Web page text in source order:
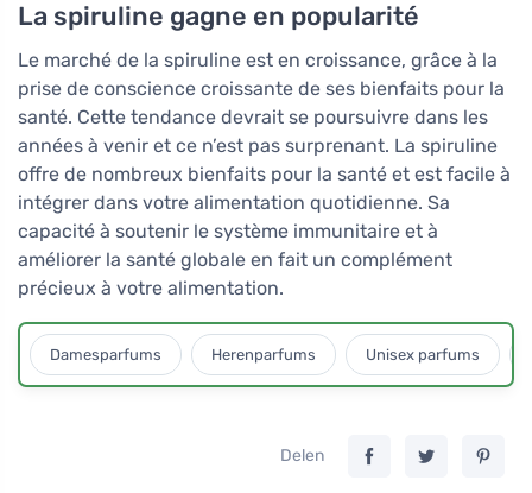
La spiruline gagne en popularité
Le marché de la spiruline est en croissance, grâce à la
prise de conscience croissante de ses bienfaits pour la
santé. Cette tendance devrait se poursuivre dans les
années à venir et ce n’est pas surprenant. La spiruline
offre de nombreux bienfaits pour la santé et est facile à
intégrer dans votre alimentation quotidienne. Sa
capacité à soutenir le système immunitaire et à
améliorer la santé globale en fait un complément
précieux à votre alimentation.
Damesparfums Herenparfums Unisex parfums
Delen